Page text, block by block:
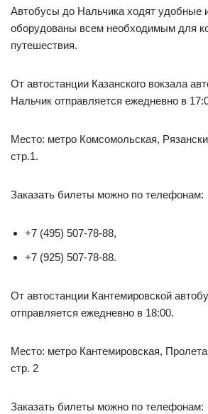
Автобусы до Нальчика ходят удобные
оборудованы всем необходимым для
путешествия.
От автостанции Казанского вокзала
Нальчик отправляется ежедневно в
Место: метро Комсомольская,
стр.1.
Заказать билеты можно по телефонам:
+7 (495) 507-78-88,
+7 (925) 507-78-88.
От автостанции Кантемировской
отправляется ежедневно в 18:00.
Место: метро Кантемировская,
стр. 2
Заказать билеты можно по телефонам: